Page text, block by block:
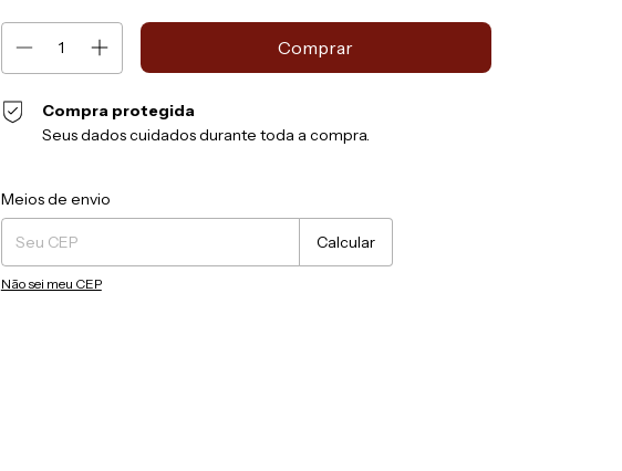
Compra protegida
Seus dados cuidados durante toda a compra.
Entregas para o CEP:
Meios de envio
Calcular
Não sei meu CEP